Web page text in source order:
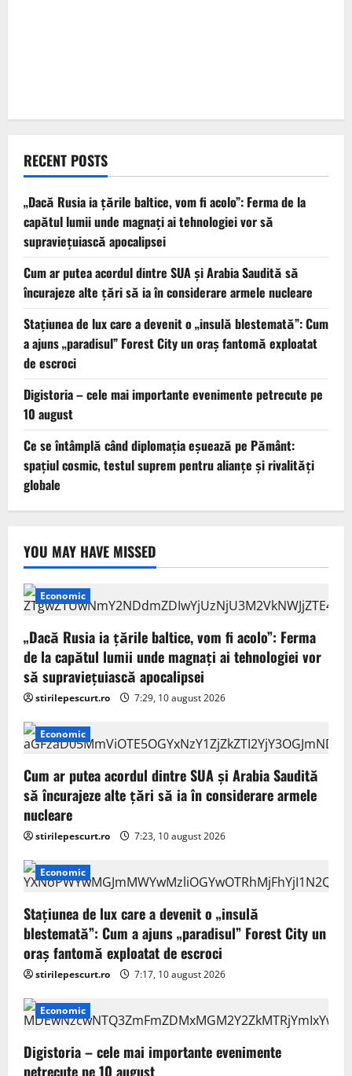
RECENT POSTS
„Dacă Rusia ia țările baltice, vom fi acolo”: Ferma de la
capătul lumii unde magnați ai tehnologiei vor să
supraviețuiască apocalipsei
Cum ar putea acordul dintre SUA și Arabia Saudită să
încurajeze alte țări să ia în considerare armele nucleare
Stațiunea de lux care a devenit o „insulă blestemată”: Cum
a ajuns „paradisul” Forest City un oraș fantomă exploatat
de escroci
Digistoria – cele mai importante evenimente petrecute pe
10 august
Ce se întâmplă când diplomația eșuează pe Pământ:
spațiul cosmic, testul suprem pentru alianțe și rivalități
globale
YOU MAY HAVE MISSED
Economic
„Dacă Rusia ia țările baltice, vom fi acolo”: Ferma
de la capătul lumii unde magnați ai tehnologiei vor
să supraviețuiască apocalipsei
stirilepescurt.ro 7:29, 10 august 2026
Economic
Cum ar putea acordul dintre SUA și Arabia Saudită
să încurajeze alte țări să ia în considerare armele
nucleare
stirilepescurt.ro 7:23, 10 august 2026
Economic
Stațiunea de lux care a devenit o „insulă
blestemată”: Cum a ajuns „paradisul” Forest City un
oraș fantomă exploatat de escroci
stirilepescurt.ro 7:17, 10 august 2026
Economic
Digistoria – cele mai importante evenimente
petrecute pe 10 august